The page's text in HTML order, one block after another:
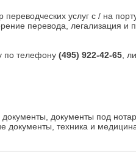
услуг с / на
перевода, легализация и
по телефону (495) 922-42-65,
документы под
документы, техника и